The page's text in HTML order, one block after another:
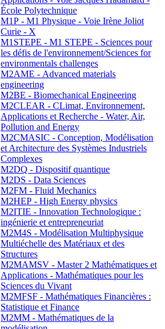
École Polytechnique
M1P - M1 Physique - Voie Irène Joliot
Curie - X
M1STEPE - M1 STEPE - Sciences pour
les défis de l'environnement/Sciences for
environmentals challenges
M2AME - Advanced materials
engineering
M2BE - Biomechanical Engineering
M2CLEAR - CLimat, Environnement,
Applications et Recherche - Water, Air,
Pollution and Energy
M2CMASIC - Conception, Modélisation
et Architecture des Systèmes Industriels
Complexes
M2DQ - Dispositif quantique
M2DS - Data Sciences
M2FM - Fluid Mechanics
M2HEP - High Energy physics
M2ITIE - Innovation Technologique :
ingénierie et entrepreneuriat
M2M4S - Modélisation Multiphysique
Multiéchelle des Matériaux et des
Structures
M2MAMSV - Master 2 Mathématiques et
Applications - Mathématiques pour les
Sciences du Vivant
M2MFSF - Mathématiques Financières :
Statistique et Finance
M2MM - Mathématiques de la